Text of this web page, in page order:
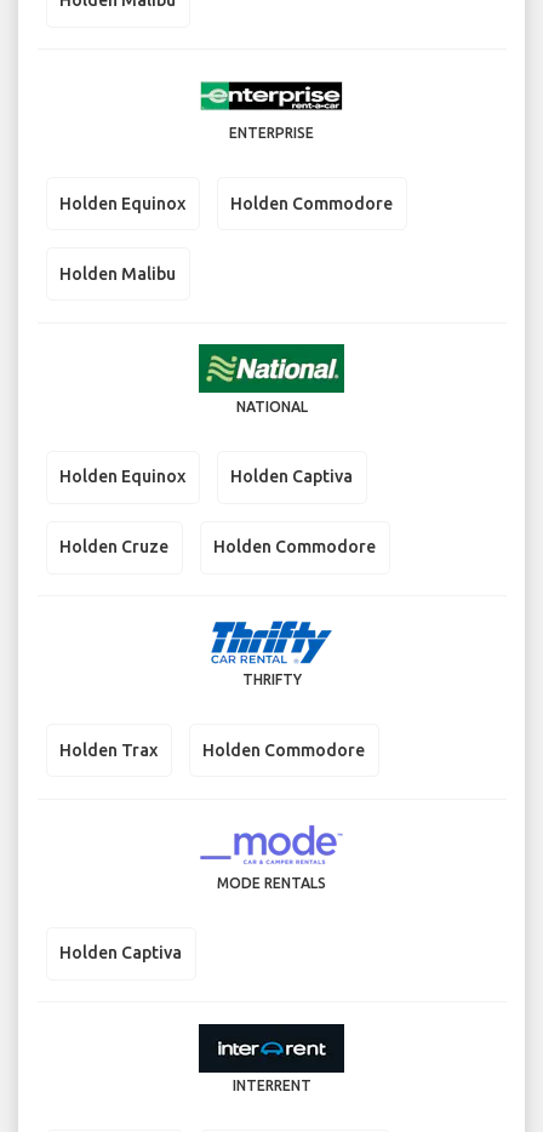
ENTERPRISE
Holden Equinox Holden Commodore
Holden Malibu
NATIONAL
Holden Equinox Holden Captiva
Holden Cruze Holden Commodore
THRIFTY
Holden Trax Holden Commodore
MODE RENTALS
Holden Captiva
INTERRENT